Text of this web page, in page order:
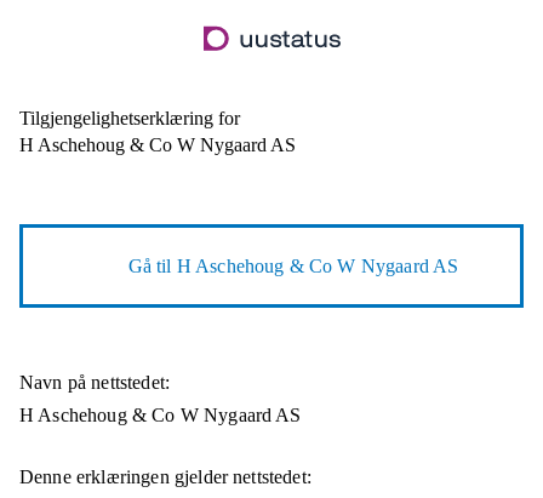
til
Tilgjengelighetserklæring for
H Aschehoug & Co W Nygaard AS
Gå til H Aschehoug & Co W Nygaard AS
Navn på nettstedet:
H Aschehoug & Co W Nygaard AS
Denne erklæringen gjelder nettstedet: